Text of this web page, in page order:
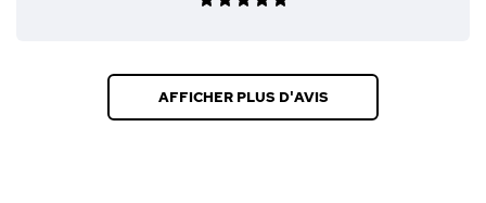
AFFICHER PLUS D'AVIS